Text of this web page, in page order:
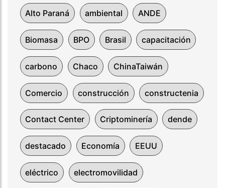
Alto Paraná ambiental ANDE
Biomasa BPO Brasil capacitación
carbono Chaco ChinaTaiwán
Comercio construcción constructenia
Contact Center Criptominería dende
destacado Economía EEUU
eléctrico electromovilidad